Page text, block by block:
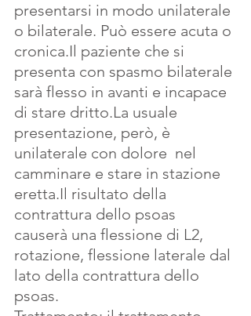
presentarsi in modo unilaterale
o bilaterale. Può essere acuta o
cronica.Il paziente che si
presenta con spasmo bilaterale
sarà flesso in avanti e incapace
di stare dritto.La usuale
presentazione, però, è
unilaterale con dolore  nel
camminare e stare in stazione
eretta.Il risultato della
contrattura dello psoas
causerà una flessione di L2,
rotazione, flessione laterale dal
lato della contrattura dello
psoas.